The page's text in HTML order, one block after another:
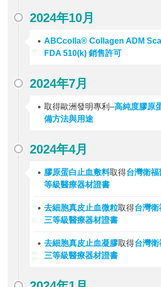
2024年10月
ABCcolla® Collagen ADM
FDA 510(k) 銷售許可
2024年7月
取得歐洲發明專利–高純度膠原
備方法與用途
2024年4月
膠原蛋白止血敷料取得台灣衛
等級醫療器材證書
去細胞真皮止血微粒取得台灣
三等級醫療器材證書
去細胞真皮止血凝膠取得台灣
三等級醫療器材證書